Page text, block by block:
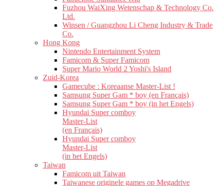
Fuzhou WaiXing Wetenschap & Technology Co.
Ltd.
Winsen / Guangzhou Li Cheng Industry & Trade
Co.
Hong Kong
Nintendo Entertainment System
Famicom & Super Famicom
Super Mario World 2 Yoshi's Island
Zuid-Korea
Gamecube : Koreaanse Master-List !
Samsung Super Gam * boy (en Français)
Samsung Super Gam * boy (in het Engels)
Hyundai Super comboy
Master-List
(en Français)
Hyundai Super comboy
Master-List
(in het Engels)
Taiwan
Famicom uit Taiwan
Taiwanese originele games op Megadrive